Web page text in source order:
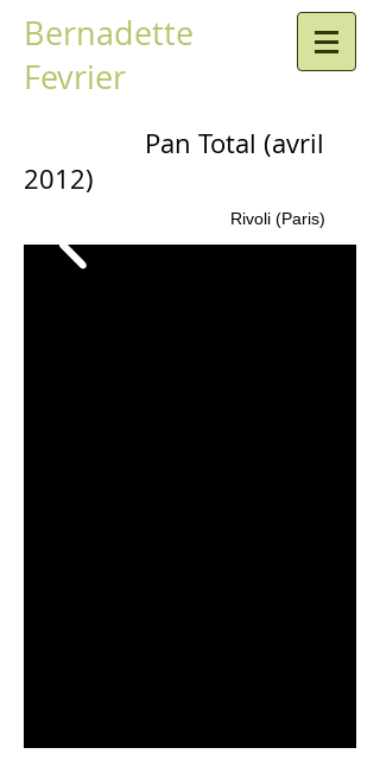
Bernadette
Fevrier
Pan Total (avril
2012)
Rivoli (Paris)